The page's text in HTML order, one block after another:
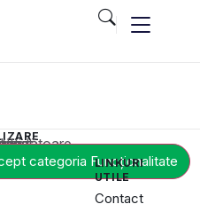
categoria Funcționalitate
LINKURI
UTILE
Contact